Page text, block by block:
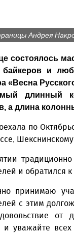
Андрея
состоялось
байкеров и
«Весна
длинный
а длина
по
Шекснинскому
и обратился
принимаю
с этим
и уважайте